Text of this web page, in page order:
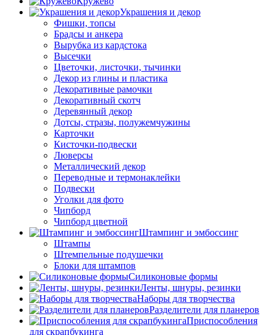
Украшения и декор
Фишки, топсы
Брадсы и анкера
Вырубка из кардстока
Высечки
Цветочки, листочки, тычинки
Декор из глины и пластика
Декоративные рамочки
Декоративный скотч
Деревянный декор
Дотсы, стразы, полужемчужины
Карточки
Кисточки-подвески
Люверсы
Металлический декор
Переводные и термонаклейки
Подвески
Уголки для фото
Чипборд
Чипборд цветной
Штампинг и эмбоссинг
Штампы
Штемпельные подушечки
Блоки для штампов
Силиконовые формы
Ленты, шнуры, резинки
Наборы для творчества
Разделители для планеров
Приспособления
для скрапбукинга